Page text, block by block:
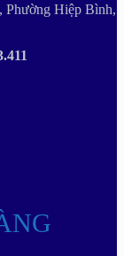
Hiệp Bình,